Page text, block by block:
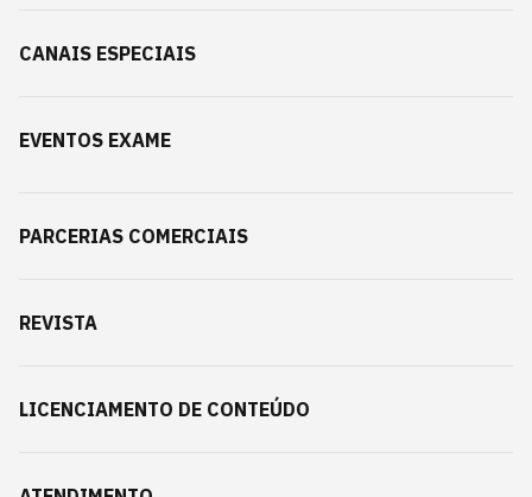
CANAIS ESPECIAIS
EVENTOS EXAME
PARCERIAS COMERCIAIS
REVISTA
LICENCIAMENTO DE CONTEÚDO